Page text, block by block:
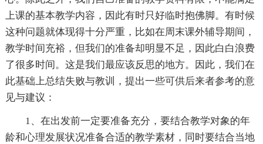
上课的基本教学内容，因此有时只好临时抱佛脚。有时候
这种问题就体现得十分严重，比如在周末课外辅导期间，
教学时间充裕，但我们的准备却明显不足，因此白白浪费
了很多时间。这是我们最应该反思的地方。因此，我们在
此基础上总结失败与教训，提出一些可供后来者参考的意
见与建议：
1、在出发前一定要准备充分，要结合教学对象的年
龄和心理发展状况准备合适的教学素材，同时要结合当地